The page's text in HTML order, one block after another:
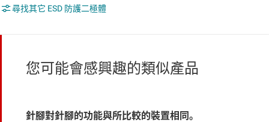
尋找其它 ESD 防護二極體
您可能會感興趣的類似產品
針腳對針腳的功能與所比較的裝置相同。